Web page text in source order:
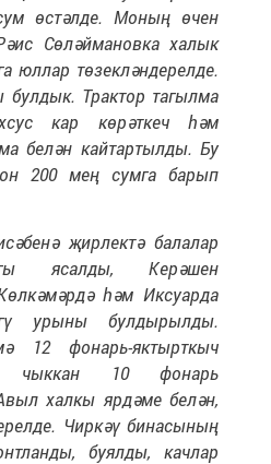
өстәлде. Моның өчен
Сөләймановка халык
юллар төзекләндерелде.
булдык. Трактор тагылма
кар көрәткеч һәм
белән кайтартылды. Бу
200 мең сумга барып
җирлектә балалар
ясалды, Керәшен
һәм Иксуарда
урыны булдырылды.
12 фонарь-яктырткыч
чыккан 10 фонарь
халкы ярдәме белән,
Чиркәү бинасының
буялды, качлар